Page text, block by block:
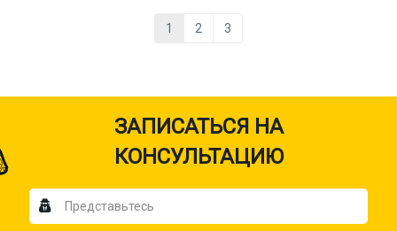
1 2 3
ЗАПИСАТЬСЯ НА
КОНСУЛЬТАЦИЮ